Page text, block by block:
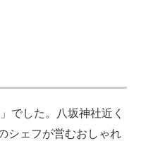
でした。八坂神社近く
シェフが営むおしゃれ